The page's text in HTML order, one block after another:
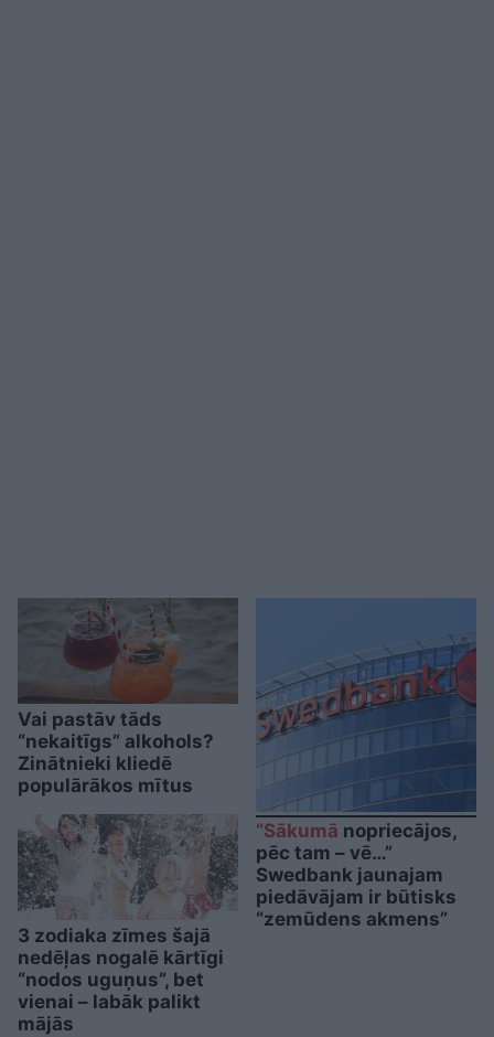
Vai pastāv tāds
“nekaitīgs” alkohols?
Zinātnieki kliedē
populārākos mītus
3 zodiaka zīmes šajā
nedēļas nogalē kārtīgi
“nodos uguņus”, bet
vienai – labāk palikt
mājās
“Sākumā nopriecājos,
pēc tam – vē…”
Swedbank jaunajam
piedāvājam ir būtisks
“zemūdens akmens”